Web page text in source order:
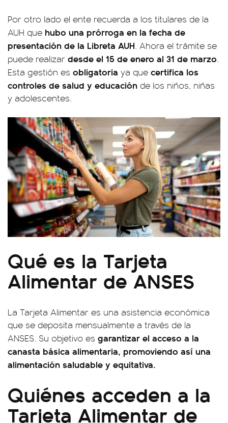
Por otro lado el ente recuerda a los titulares de la
AUH que hubo una prórroga en la fecha de
presentación de la Libreta AUH. Ahora el trámite se
puede realizar desde el 15 de enero al 31 de marzo.
Esta gestión es obligatoria ya que certifica los
controles de salud y educación de los niños, niñas
y adolescentes.
Qué es la Tarjeta
Alimentar de ANSES
La Tarjeta Alimentar es una asistencia económica
que se deposita mensualmente a través de la
ANSES. Su objetivo es garantizar el acceso a la
canasta básica alimentaria, promoviendo así una
alimentación saludable y equitativa.
Quiénes acceden a la
Tarjeta Alimentar de